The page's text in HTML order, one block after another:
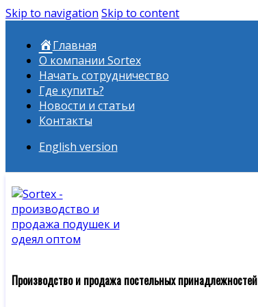
Skip to navigation Skip to content
Главная
О компании Sortex
Начать сотрудничество
Где купить?
Новости и статьи
Контакты
English version
Производство и продажа постельных принадлежностей